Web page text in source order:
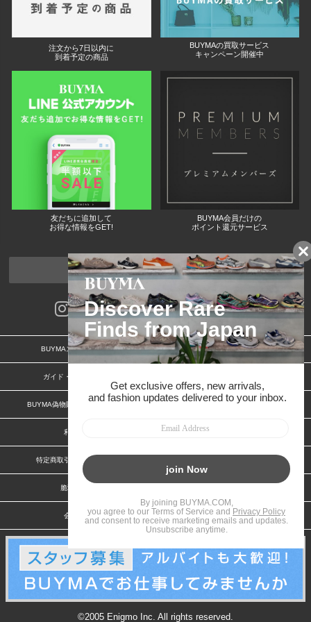
注文から7日以内に
到着予定の商品
BUYMAの買取サービス
キャンペーン開催中
友だちに追加して
お得な情報をGET!
BUYMA会員だけの
ポイント還元サービス
ページトップへ
BUYMAスタートガイド 安心への取り組み
ガイド・お問い合わせ
BUYMA偽物販売防止の取り組み BUYMA CARD
利用規約
特定商取引法に関する表記
脆弱性報告
会社案内 スタッフ募集
©2005 Enigmo Inc. All rights reserved.